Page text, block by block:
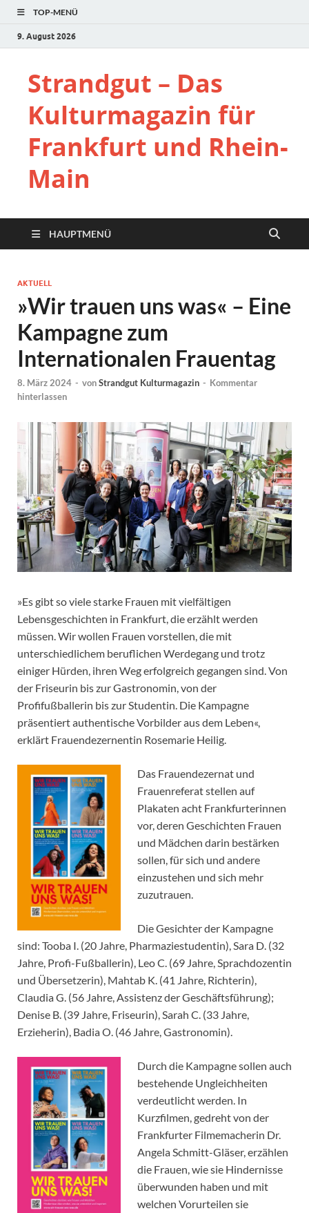
TOP-MENÜ
9. August 2026
Strandgut – Das
Kulturmagazin für
Frankfurt und Rhein-
Main
HAUPTMENÜ
AKTUELL
»Wir trauen uns was« – Eine
Kampagne zum
Internationalen Frauentag
8. März 2024 - vonStrandgut Kulturmagazin - Kommentar
hinterlassen
»Es gibt so viele starke Frauen mit vielfältigen
Lebensgeschichten in Frankfurt, die erzählt werden
müssen. Wir wollen Frauen vorstellen, die mit
unterschiedlichem beruflichen Werdegang und trotz
einiger Hürden, ihren Weg erfolgreich gegangen sind. Von
der Friseurin bis zur Gastronomin, von der
Profifußballerin bis zur Studentin. Die Kampagne
präsentiert authentische Vorbilder aus dem Leben«,
erklärt Frauendezernentin Rosemarie Heilig.
Das Frauendezernat und
Frauenreferat stellen auf
Plakaten acht Frankfurterinnen
vor, deren Geschichten Frauen
und Mädchen darin bestärken
sollen, für sich und andere
einzustehen und sich mehr
zuzutrauen.
Die Gesichter der Kampagne
sind: Tooba I. (20 Jahre, Pharmaziestudentin), Sara D. (32
Jahre, Profi-Fußballerin), Leo C. (69 Jahre, Sprachdozentin
und Übersetzerin), Mahtab K. (41 Jahre, Richterin),
Claudia G. (56 Jahre, Assistenz der Geschäftsführung);
Denise B. (39 Jahre, Friseurin), Sarah C. (33 Jahre,
Erzieherin), Badia O. (46 Jahre, Gastronomin).
Durch die Kampagne sollen auch
bestehende Ungleichheiten
verdeutlicht werden. In
Kurzfilmen, gedreht von der
Frankfurter Filmemacherin Dr.
Angela Schmitt-Gläser, erzählen
die Frauen, wie sie Hindernisse
überwunden haben und mit
welchen Vorurteilen sie